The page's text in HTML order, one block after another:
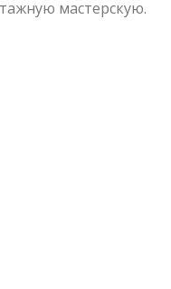
мастерскую.